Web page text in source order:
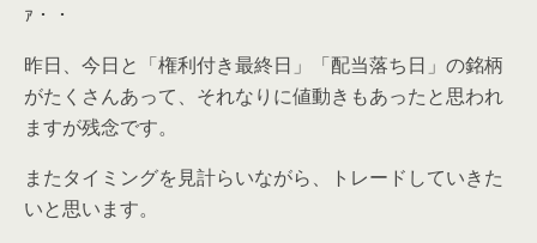
ｧ・・
昨日、今日と「権利付き最終日」「配当落ち日」の銘柄
がたくさんあって、それなりに値動きもあったと思われ
ますが残念です。
またタイミングを見計らいながら、トレードしていきた
いと思います。